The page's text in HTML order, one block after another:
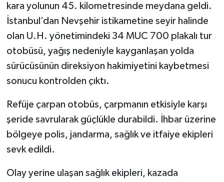
kara yolunun 45. kilometresinde meydana geldi.
İstanbul’dan Nevşehir istikametine seyir halinde
olan U.H. yönetimindeki 34 MUC 700 plakalı tur
otobüsü, yağış nedeniyle kayganlaşan yolda
sürücüsünün direksiyon hakimiyetini kaybetmesi
sonucu kontrolden çıktı.
Refüje çarpan otobüs, çarpmanın etkisiyle karşı
şeride savrularak güçlükle durabildi. İhbar üzerine
bölgeye polis, jandarma, sağlık ve itfaiye ekipleri
sevk edildi.
Olay yerine ulaşan sağlık ekipleri, kazada